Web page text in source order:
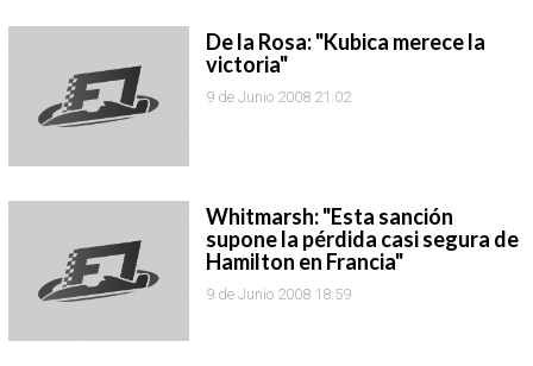
De la Rosa: "Kubica merece la
victoria"
9 de Junio 2008 21:02
Whitmarsh: "Esta sanción
supone la pérdida casi segura de
Hamilton en Francia"
9 de Junio 2008 18:59